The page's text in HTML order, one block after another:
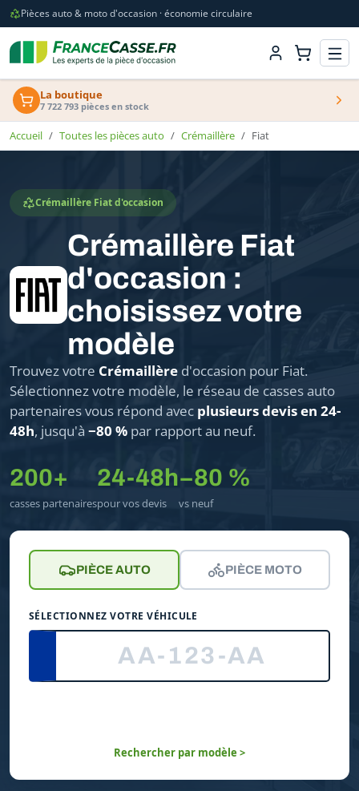
Pièces auto & moto d'occasion · économie circulaire
La boutique
7 722 793 pièces en stock
Accueil Toutes les pièces auto Crémaillère Fiat
Crémaillère Fiat d'occasion
Crémaillère Fiat
d'occasion :
choisissez votre
modèle
Trouvez votre Crémaillère d'occasion pour Fiat.
Sélectionnez votre modèle, le réseau de casses auto
partenaires vous répond avec plusieurs devis en 24-
48h, jusqu'à −80 % par rapport au neuf.
200+
casses partenaires
24-48h
pour vos devis
−80 %
vs neuf
PIÈCE AUTO PIÈCE MOTO
SÉLECTIONNEZ VOTRE VÉHICULE
Rechercher par modèle >